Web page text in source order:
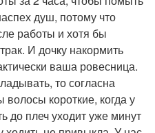
душ, потому что
работы и хотя бы
И дочку накормить
ваша ровесница.
то согласна
короткие, когда у
до плеч уходит уже минут